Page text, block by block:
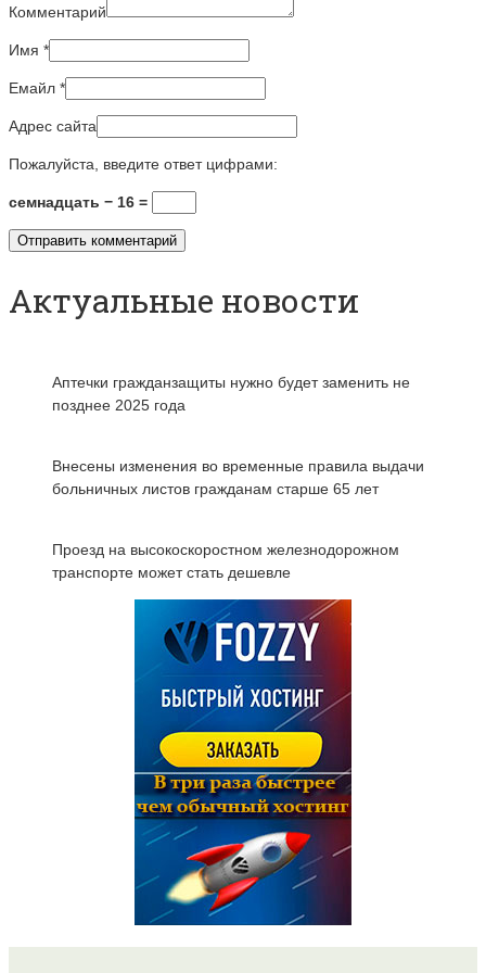
Комментарий
Имя *
Емайл *
Адрес сайта
Пожалуйста, введите ответ цифрами:
семнадцать − 16 =
Актуальные новости
Аптечки гражданзащиты нужно будет заменить не
позднее 2025 года
Внесены изменения во временные правила выдачи
больничных листов гражданам старше 65 лет
Проезд на высокоскоростном железнодорожном
транспорте может стать дешевле